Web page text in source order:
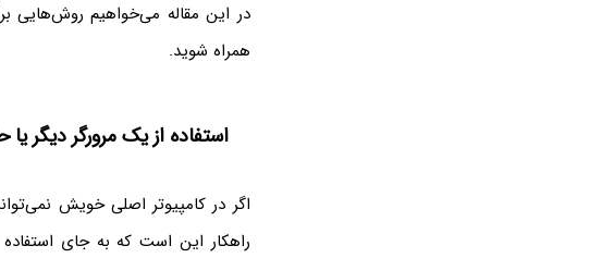
در این مقاله می‌خواهیم روش‌هایی
همراه شوید.
استفاده از یک مرورگر دیگر
راهکار این است که به جای استفاده